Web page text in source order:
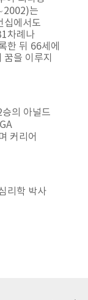
는
십에서도
차례나
한 뒤 66세에
을 이루지
의 아널드
커리어
리학 박사